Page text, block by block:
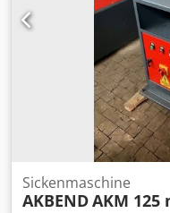
Sickenmaschine
AKBENDAKM 125